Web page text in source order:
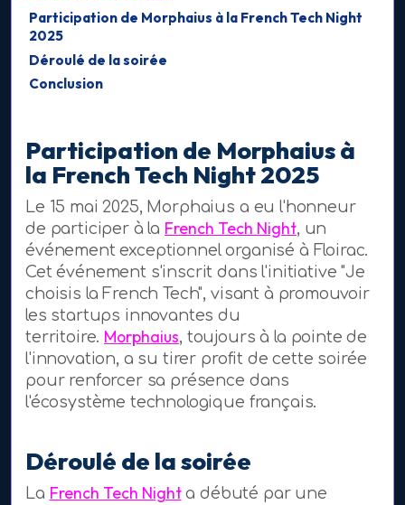
Participation de Morphaius à la French Tech Night
2025
Déroulé de la soirée
Conclusion
Participation de Morphaius à
la French Tech Night 2025
Le 15 mai 2025, Morphaius a eu l'honneur
de participer à la French Tech Night, un
événement exceptionnel organisé à Floirac.
Cet événement s'inscrit dans l'initiative "Je
choisis la French Tech", visant à promouvoir
les startups innovantes du
territoire. Morphaius, toujours à la pointe de
l'innovation, a su tirer profit de cette soirée
pour renforcer sa présence dans
l'écosystème technologique français.
Déroulé de la soirée
La French Tech Nighta débuté par une